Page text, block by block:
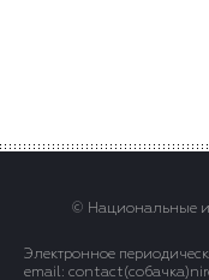
© Национальные
Электронное
email: